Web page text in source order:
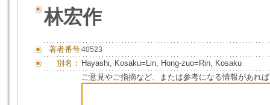
林宏作
著者番号40523
別名： Hayashi, Kosaku=Lin, Hong-zuo=Rin, Kosaku
ご意見やご指摘など、または参考になる情報があれ